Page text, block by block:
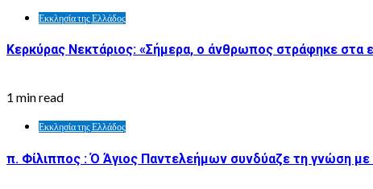
Εκκλησία της Ελλάδος
Κερκύρας Νεκτάριος: «Σήμερα, ο άνθρωπος στράφηκε στα
1 min read
Εκκλησία της Ελλάδος
π. Φίλιππος : Ό Άγιος Παντελεήμων συνδύαζε τη γνώση με